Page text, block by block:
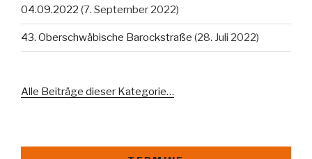
04.09.2022 (7. September 2022)
43. Oberschwäbische Barockstraße (28. Juli 2022)
Alle Beiträge dieser Kategorie…